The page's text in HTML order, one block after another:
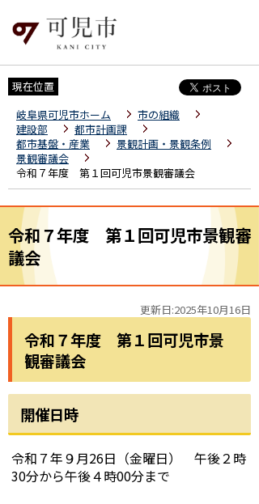
現在位置
岐阜県可児市ホーム
市の組織
建設部
都市計画課
都市基盤・産業
景観計画・景観条例
景観審議会
令和７年度 第１回可児市景観審議会
令和７年度 第１回可児市景観審
議会
更新日:2025年10月16日
令和７年度 第１回可児市景
観審議会
開催日時
令和７年９月26日（金曜日） 午後２時
30分から午後４時00分まで